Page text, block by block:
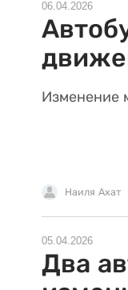
06.04.2026
Изменение
Наиля Ахат
05.04.2026
Два